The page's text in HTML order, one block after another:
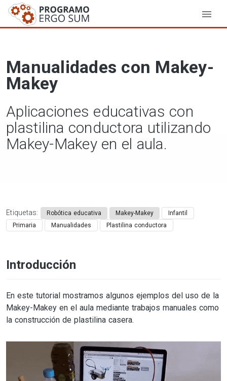
Manualidades con Makey-
Makey
Aplicaciones educativas con
plastilina conductora utilizando
Makey-Makey en el aula.
Etiquetas: Robótica educativa Makey-Makey
Infantil
Primaria
Manualidades Plastilina conductora
Introducción
En este tutorial mostramos algunos ejemplos del uso de la
Makey-Makey en el aula mediante trabajos manuales como
la construcción de plastilina casera.